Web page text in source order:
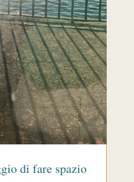
di fare spazio